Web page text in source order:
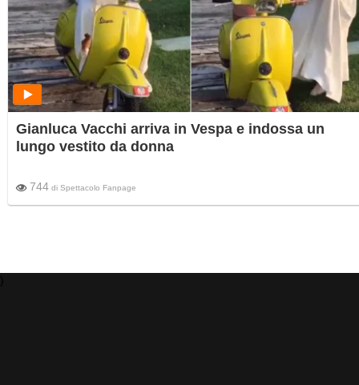
Gianluca Vacchi arriva in Vespa e indossa un
lungo vestito da donna
744 di Spettacolo Fanpage